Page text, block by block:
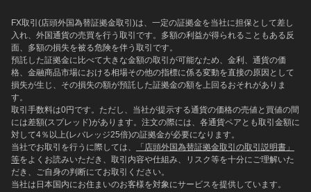
FX取引(店頭外国為替証拠金取引)は、一定の証拠金を当社に担保として差し
入れ、外国通貨の売買を行う取引です。多額の利益が得られることもある反
面、多額の損失を被る危険を伴う取引です。
預託した証拠金に比べて大きな金額の取引が可能なため、金利、通貨の価
格、金融商品市場における相場その他の指標に係る変動を直接の原因として
損失が生じ、その損失の額が預託した証拠金の額を上回るおそれがありま
す。
取引手数料は0円です。ただし、当社が提示する通貨の価格の売値と買値の間
には差額(スプレッド)があります。注文の際には、各通貨ペアとも取引金額に
対して4％以上(レバレッジ25倍)の証拠金が必要になります。
当社でお取引を行うに際しては、
「店頭外国為替証拠金取引の取引説明書」
等をよくお読みいただき、取引内容や仕組み、リスク等を十分にご理解いた
だき、ご自身の判断にてお取引ください。
当社は日本国内にお住まいのお客様を対象にサービスを提供しています。